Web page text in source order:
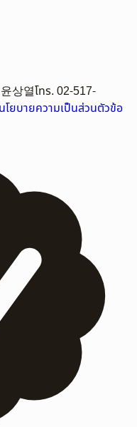
윤상열โทร. 02-517-
นโยบายความเป็นส่วนตัวข้อ